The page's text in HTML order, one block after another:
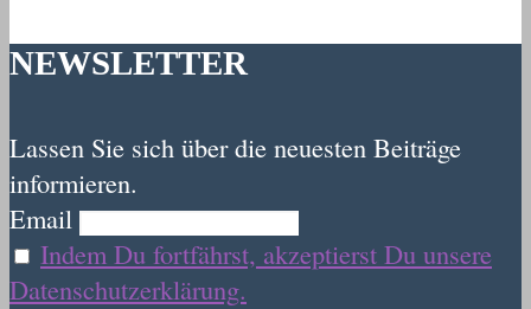
NEWSLETTER
Lassen Sie sich über die neuesten Beiträge
informieren.
Email
Indem Du fortfährst, akzeptierst Du unsere
Datenschutzerklärung.